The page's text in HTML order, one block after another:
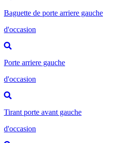
Baguette de porte arriere gauche
d'occasion
Porte arriere gauche
d'occasion
Tirant porte avant gauche
d'occasion